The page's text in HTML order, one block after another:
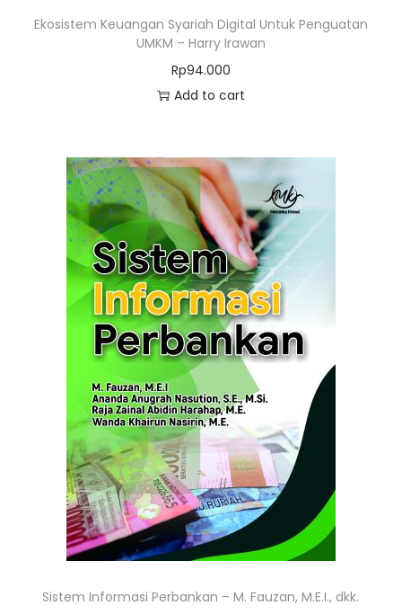
Ekosistem Keuangan Syariah Digital Untuk Penguatan
UMKM – Harry Irawan
Rp94.000
Add to cart
Sistem Informasi Perbankan – M. Fauzan, M.E.I., dkk.